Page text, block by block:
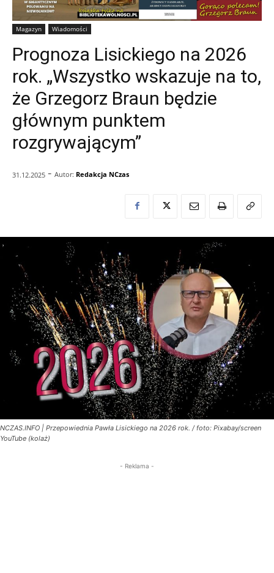
Magazyn Wiadomości
Prognoza Lisickiego na 2026
rok. „Wszystko wskazuje na to,
że Grzegorz Braun będzie
głównym punktem
rozgrywającym”
31.12.2025 - Autor: Redakcja NCzas
NCZAS.INFO | Przepowiednia Pawła Lisickiego na 2026 rok. / foto: Pixabay/screen
YouTube (kolaż)
- Reklama -